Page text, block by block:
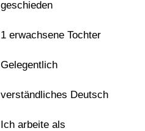
geschieden
1 erwachsene Tochter
Gelegentlich
verständliches Deutsch
Ich arbeite als